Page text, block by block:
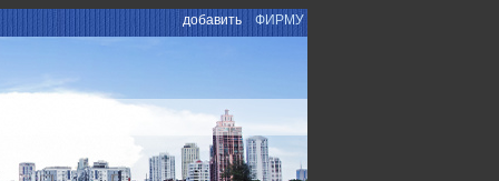
добавить ФИРМУ